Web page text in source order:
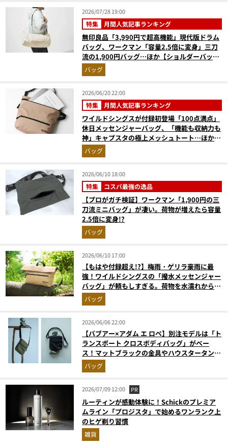
2026/07/28 19:00
特集 月間人気記事ランキング
無印良品「3,990円で超高機能」現代版ドラム
バッグ、ワークマン「容量2.5倍に変身」三刀
流の1,900円バッグ…ほか【ショルダーバッグ
の人気記事ランキングベスト3】（2026年6月
版）
バッグ
2026/06/20 22:00
特集 月間人気記事ランキング
ワイルドシングスが付録初登場「100点満点」
休日メッセンジャーバッグ、「機能も収納力も
神」キャプスタの極上メッシュトート…ほか
【付録の人気記事ランキングベスト3】（2026
年5月版）
バッグ
2026/06/10 18:00
特集 コスパ最強の逸品
【プロがガチ検証】ワークマン「1,900円の三
刀流ミニバッグ」が凄い。荷物が増えたら容量
2.5倍に変身!?
バッグ
2026/06/10 17:00
【もはや付録超え!?】梅雨・ゲリラ豪雨に最
強！ワイルドシングスの「撥水メッセンジャー
バッグ」が頼もしすぎる。荷物を水濡れから守
るMonoMax付録の実力を解説
バッグ
2026/06/06 22:00
【バブアー×アダム エ ロペ】別注モデルは「ト
ランスポート クロスボディバッグ」がベー
ス！マットブラックの金具やハウスタータン柄
など限定仕様に注目
バッグ
2026/07/09 12:00 PR
ルーティンが感動体験に！Schickのプレミア
ムライン「プロジスタ」で始めるワンランク上
のヒゲ剃り習慣
雑貨